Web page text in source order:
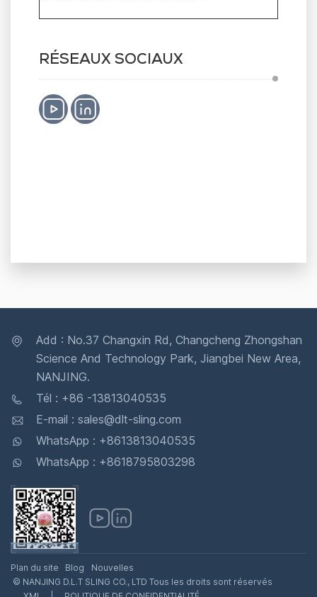
RÉSEAUX SOCIAUX
Add : No.37 Changxin Rd, Changcheng Zhongshan
Science And Technology Park, Jiangbei New Area,
NANJING.
Tél : +86 -13813040535
E-mail : sales@dlt-sling.com
WhatsApp : +8613813040535
WhatsApp : +8618795803298
Plan du site Blog
Nouvelles
© NANJING D.L.T SLING CO., LTD Tous les droits sont réservés